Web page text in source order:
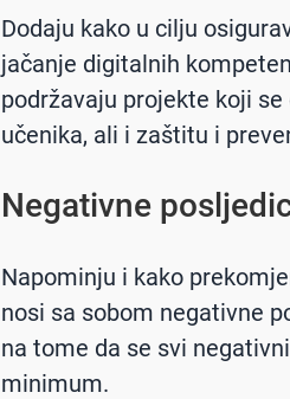
Dodaju kako u cilju
jačanje digitalnih
podržavaju projekte koji
učenika, ali i zaštitu i
Negativne
Napominju i kako
nosi sa sobom negativne
na tome da se svi
minimum.